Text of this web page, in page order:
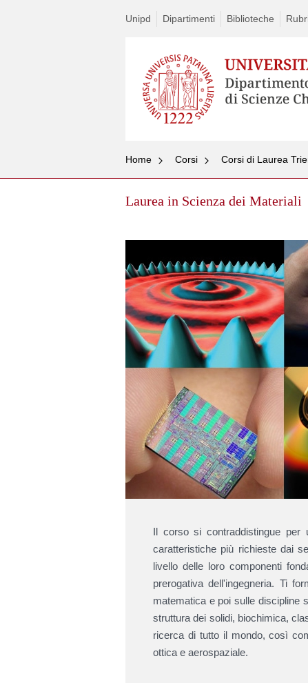
Unipd Dipartimenti Biblioteche
Home Corsi Corsi di Laurea
Laurea in Scienza dei Materiali
Il corso si contraddistingue
caratteristiche più richieste dai
livello delle loro componenti
prerogativa dell'ingegneria. Ti
matematica e poi sulle discipline
struttura dei solidi, biochimica,
ricerca di tutto il mondo, così
ottica e aerospaziale.